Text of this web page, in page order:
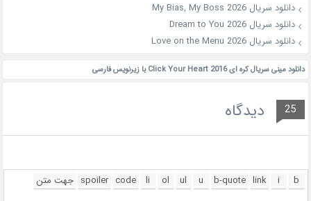
دانلود سریال My Bias, My Boss 2026
دانلود سریال Dream to You 2026
دانلود سریال Love on the Menu 2026
دانلود مینی سریال کره ای Click Your Heart 2016 با زیرنویس فارسی
25 دیدگاه